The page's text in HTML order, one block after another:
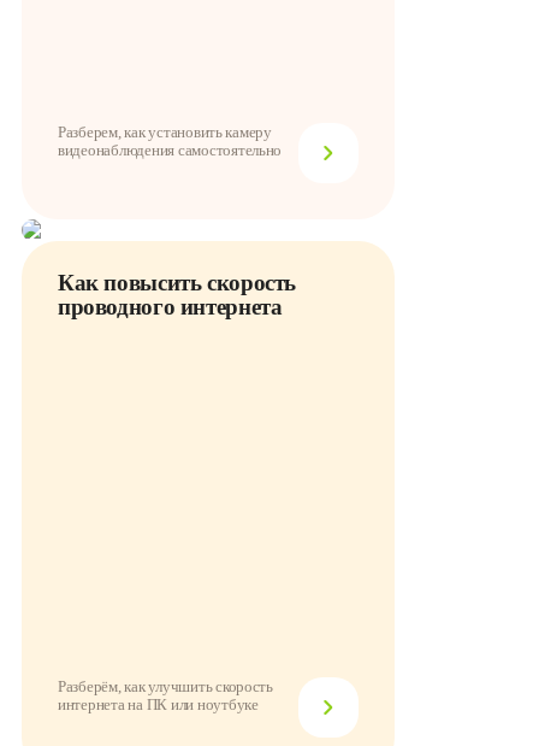
Разберем, как установить камеру
видеонаблюдения самостоятельно
Как повысить скорость
проводного интернета
Разберём, как улучшить скорость
интернета на ПК или ноутбуке